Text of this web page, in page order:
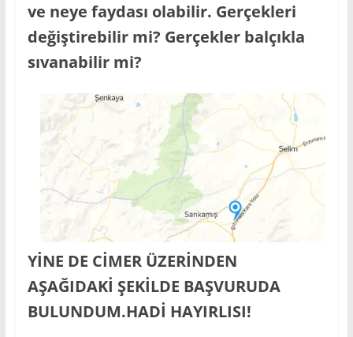
ve neye faydası olabilir. Gerçekleri
değiştirebilir mi? Gerçekler balçıkla
sıvanabilir mi?
YİNE DE CİMER ÜZERİNDEN
AŞAĞIDAKİ ŞEKİLDE BAŞVURUDA
BULUNDUM.HADİ HAYIRLISI!